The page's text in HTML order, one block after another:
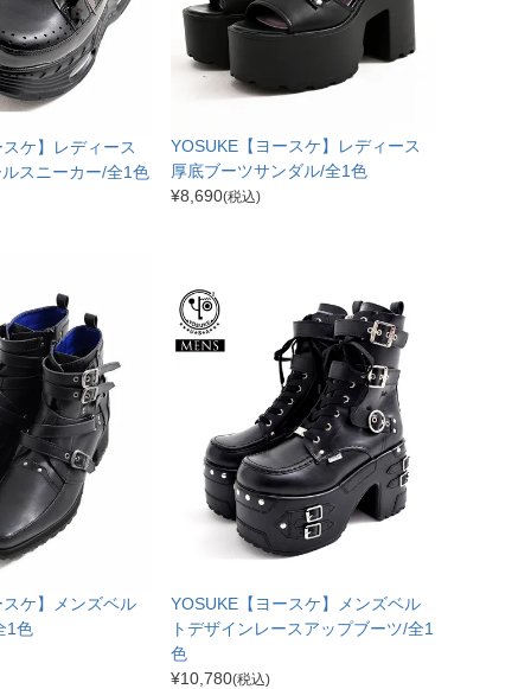
ケ】レディース
スニーカー/全1色
YOSUKE【ヨースケ】レディース
厚底ブーツサンダル/全1色
¥8,690(税込)
ケ】メンズベル
1色
YOSUKE【ヨースケ】メンズベル
トデザインレースアップブーツ/全1
色
¥10,780(税込)